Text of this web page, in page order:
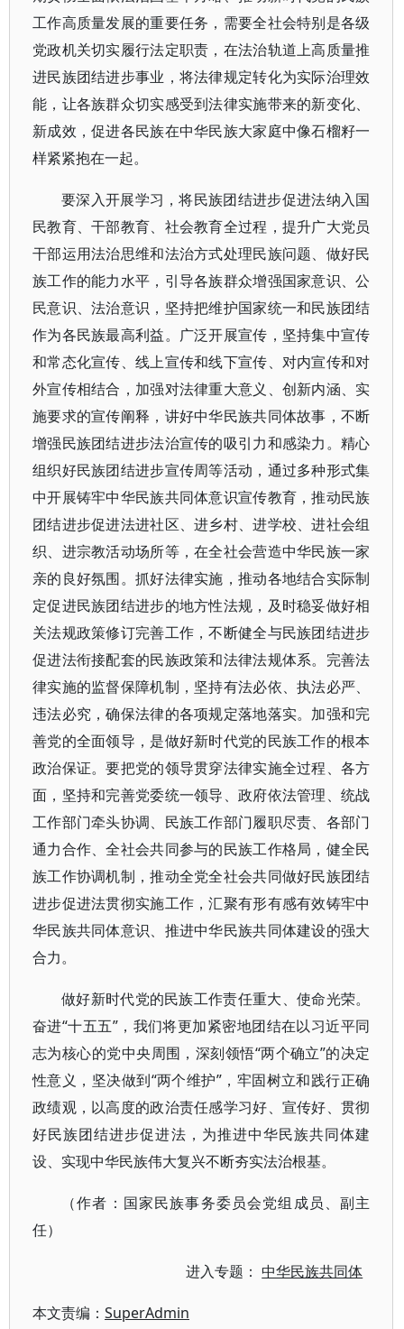
工作高质量发展的重要任务，需要全社会特别是各级
党政机关切实履行法定职责，在法治轨道上高质量推
进民族团结进步事业，将法律规定转化为实际治理效
能，让各族群众切实感受到法律实施带来的新变化、
新成效，促进各民族在中华民族大家庭中像石榴籽一
样紧紧抱在一起。
要深入开展学习，将民族团结进步促进法纳入国
民教育、干部教育、社会教育全过程，提升广大党员
干部运用法治思维和法治方式处理民族问题、做好民
族工作的能力水平，引导各族群众增强国家意识、公
民意识、法治意识，坚持把维护国家统一和民族团结
作为各民族最高利益。广泛开展宣传，坚持集中宣传
和常态化宣传、线上宣传和线下宣传、对内宣传和对
外宣传相结合，加强对法律重大意义、创新内涵、实
施要求的宣传阐释，讲好中华民族共同体故事，不断
增强民族团结进步法治宣传的吸引力和感染力。精心
组织好民族团结进步宣传周等活动，通过多种形式集
中开展铸牢中华民族共同体意识宣传教育，推动民族
团结进步促进法进社区、进乡村、进学校、进社会组
织、进宗教活动场所等，在全社会营造中华民族一家
亲的良好氛围。抓好法律实施，推动各地结合实际制
定促进民族团结进步的地方性法规，及时稳妥做好相
关法规政策修订完善工作，不断健全与民族团结进步
促进法衔接配套的民族政策和法律法规体系。完善法
律实施的监督保障机制，坚持有法必依、执法必严、
违法必究，确保法律的各项规定落地落实。加强和完
善党的全面领导，是做好新时代党的民族工作的根本
政治保证。要把党的领导贯穿法律实施全过程、各方
面，坚持和完善党委统一领导、政府依法管理、统战
工作部门牵头协调、民族工作部门履职尽责、各部门
通力合作、全社会共同参与的民族工作格局，健全民
族工作协调机制，推动全党全社会共同做好民族团结
进步促进法贯彻实施工作，汇聚有形有感有效铸牢中
华民族共同体意识、推进中华民族共同体建设的强大
合力。
做好新时代党的民族工作责任重大、使命光荣。
奋进“十五五”，我们将更加紧密地团结在以习近平同
志为核心的党中央周围，深刻领悟“两个确立”的决定
性意义，坚决做到“两个维护”，牢固树立和践行正确
政绩观，以高度的政治责任感学习好、宣传好、贯彻
好民族团结进步促进法，为推进中华民族共同体建
设、实现中华民族伟大复兴不断夯实法治根基。
（作者：国家民族事务委员会党组成员、副主
任）
进入专题：中华民族共同体
本文责编： SuperAdmin